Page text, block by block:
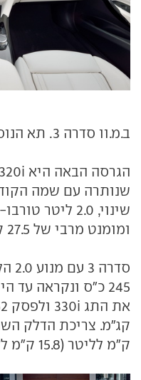
ב.מ.וו סדרה 3. תא הנוסעים נותר ללא שינוי
שנותרה עם שמה
ומומנט מרבי של 27.5 קג"מ ב-1,250 סל"ד.
ק"מ לליטר (15.8 ק"מ לליטר ב-328i היוצאת).